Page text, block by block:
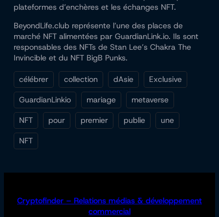
plateformes d’enchères et les échanges NFT.
BeyondLife.club représente l’une des places de
marché NFT alimentées par GuardianLink.io. Ils sont
responsables des NFTs de Stan Lee’s Chakra The
Invincible et du NFT BigB Punks.
célébrer collection dAsie
Exclusive
GuardianLinkio
mariage
metaverse
NFT
pour premier publie
une
NFT
Cryptofinder – Relations médias & développement
commercial